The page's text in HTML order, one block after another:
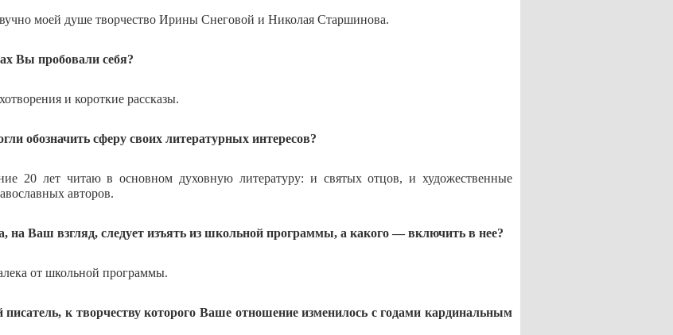
моей душе творчество Ирины Снеговой и Николая Старшинова.
Вы пробовали себя?
и короткие рассказы.
обозначить сферу своих литературных интересов?
20 лет читаю в основном духовную литературу: и святых отцов, и художественные
авторов.
на Ваш взгляд, следует изъять из школьной программы, а какого — включить в нее?
от школьной программы.
писатель, к творчеству которого Ваше отношение изменилось с годами кардинальным